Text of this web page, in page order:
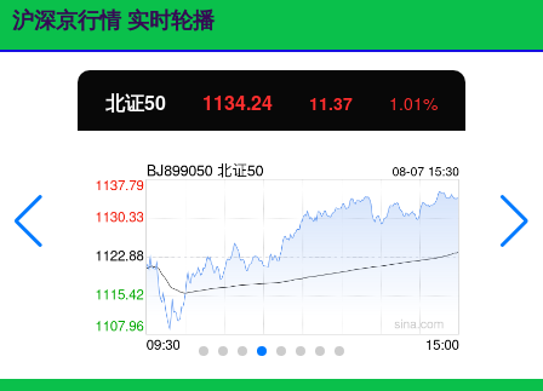
沪深京行情 实时轮播
北证50 1134.24 11.37 1.01%